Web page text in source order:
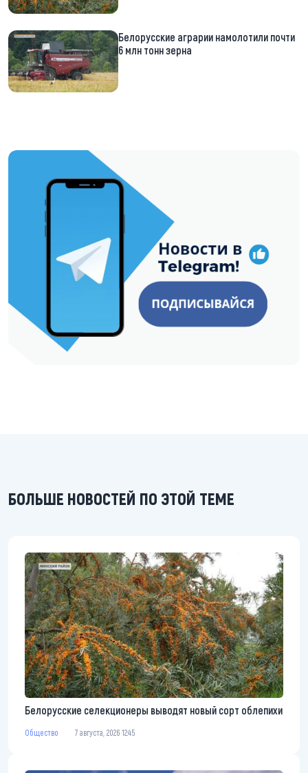
Белорусские аграрии намолотили почти
6 млн тонн зерна
https://t.me/minskctvby
БОЛЬШЕ НОВОСТЕЙ ПО ЭТОЙ ТЕМЕ
Белорусские селекционеры выводят новый сорт облепихи
Общество 7 августа, 2026 12:45